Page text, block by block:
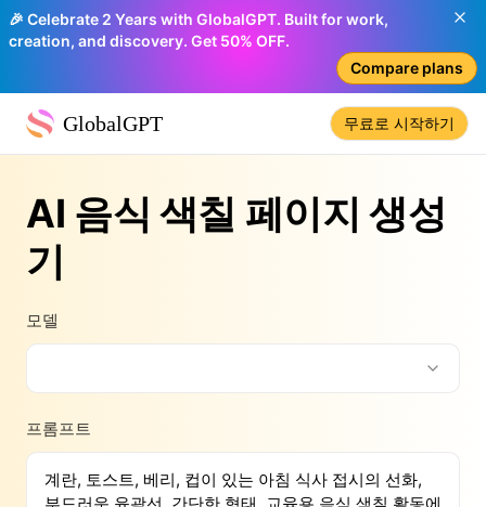
🎉 Celebrate 2 Years with GlobalGPT. Built for work,
creation, and discovery. Get 50% OFF.
Compare plans
GlobalGPT 무료로 시작하기
AI 음식 색칠 페이지 생성
기
모델
프롬프트